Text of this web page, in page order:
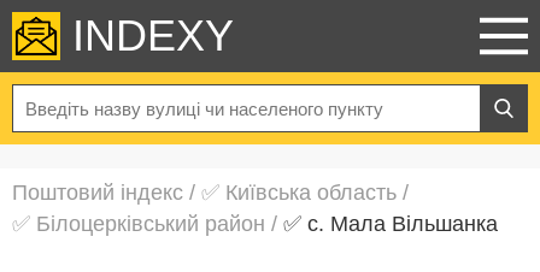
INDEXY
Поштовий індекс / ✅ Київська область /
✅ Білоцерківський район / ✅ с. Мала Вільшанка